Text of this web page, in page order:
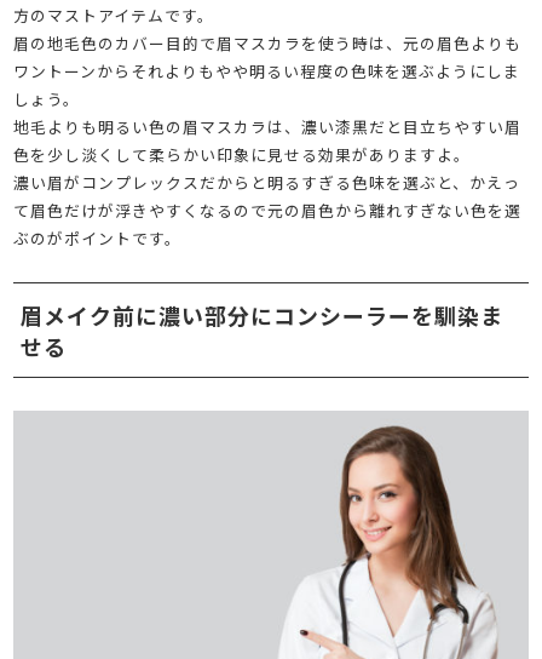
方のマストアイテムです。
眉の地毛色のカバー目的で眉マスカラを使う時は、元の眉色よりも
ワントーンからそれよりもやや明るい程度の色味を選ぶようにしま
しょう。
地毛よりも明るい色の眉マスカラは、濃い漆黒だと目立ちやすい眉
色を少し淡くして柔らかい印象に見せる効果がありますよ。
濃い眉がコンプレックスだからと明るすぎる色味を選ぶと、かえっ
て眉色だけが浮きやすくなるので元の眉色から離れすぎない色を選
ぶのがポイントです。
眉メイク前に濃い部分にコンシーラーを馴染ま
せる